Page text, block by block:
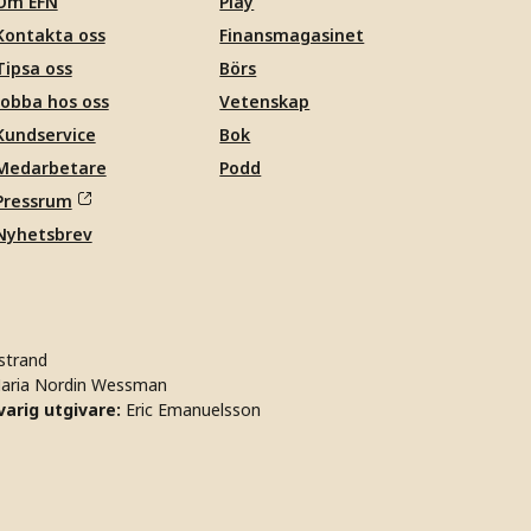
oss
oss
hos oss
Finansmagasinet
Börs
Vetenskap
Bok
Podd
Nordin Wessman
utgivare: Eric Emanuelsson